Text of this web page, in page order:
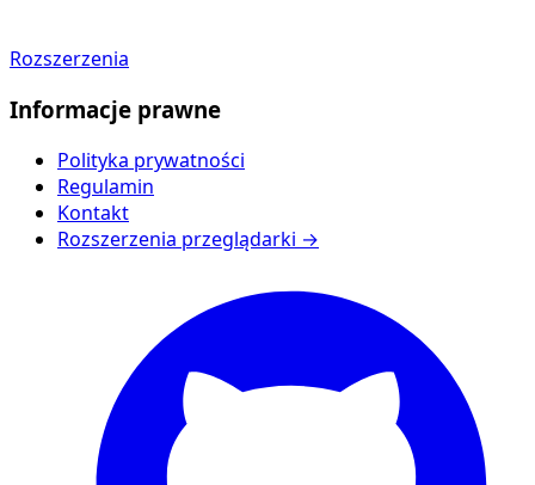
Rozszerzenia
Informacje prawne
Polityka prywatności
Regulamin
Kontakt
Rozszerzenia przeglądarki →